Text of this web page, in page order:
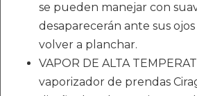
se pueden manejar con
desaparecerán ante sus
volver a planchar.
VAPOR DE ALTA
vaporizador de prendas